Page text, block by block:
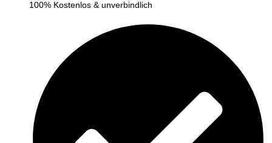
100% Kostenlos & unverbindlich